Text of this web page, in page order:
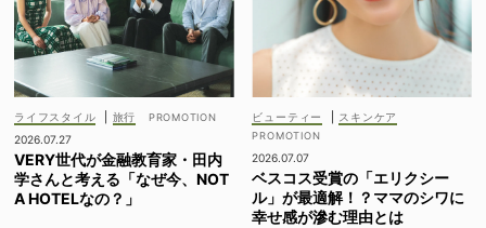
ライフスタイル
旅行
2026.07.27
VERY世代が金融教育家・田内
学さんと考える「なぜ今、NOT
A HOTELなの？」
ビューティー スキンケア
2026.07.07
ベスコス受賞の「エリクシー
ル」が最適解！？ママのシワに
幸せ感が滲む理由とは